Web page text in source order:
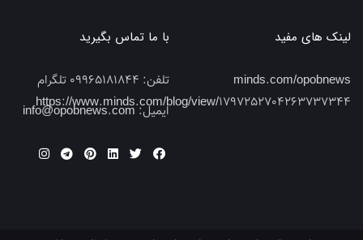
لینک های مفید
minds.com/opobnews
https://www.minds.com/blog/view/1797252704263737344
با ما تماس بگیرید
تلفن:
ایمیل:info@opobnews.com